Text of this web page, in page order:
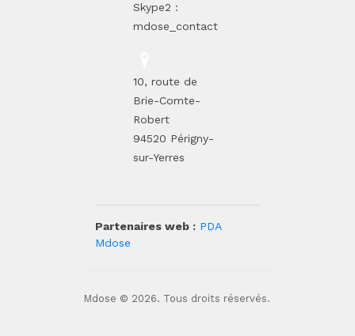
Skype2 :
mdose_contact
10, route de
Brie-Comte-
Robert
94520 Périgny-
sur-Yerres
Partenaires web : PDA
Mdose
Mdose © 2026. Tous droits réservés.